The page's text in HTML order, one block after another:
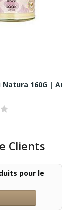
Natura 160G |
Clients
pour le